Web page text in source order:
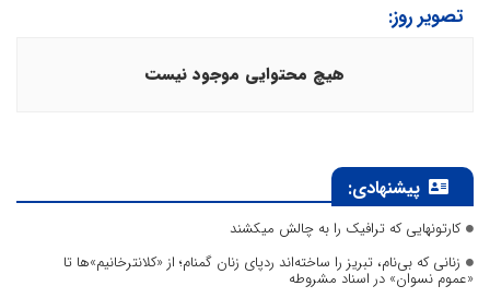
تصویر روز:
هیچ محتوایی موجود نیست
پیشنهادی:
کارتونهایی که ترافیک را به چالش میکشند
زنانی که بی‌نام، تبریز را ساخته‌اند ردپای زنان گمنام؛ از «کلانترخانیم»ها تا
«عموم نسوان» در اسناد مشروطه